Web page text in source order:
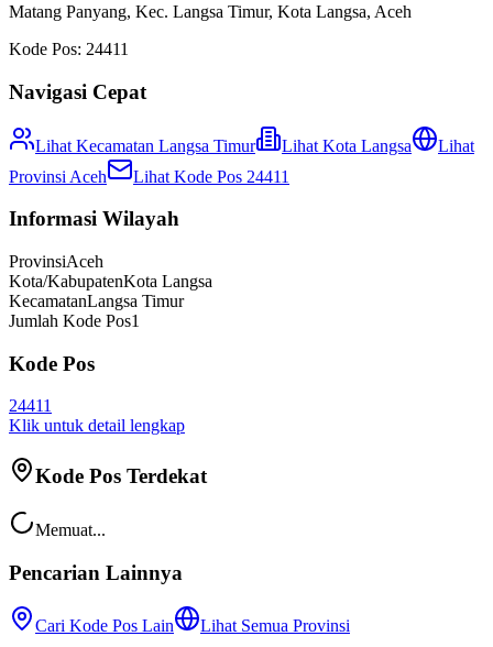
Matang Panyang, Kec. Langsa Timur, Kota Langsa, Aceh
Kode Pos: 24411
Navigasi Cepat
Lihat Kecamatan Langsa Timur Lihat Kota Langsa
Lihat
Provinsi Aceh Lihat Kode Pos 24411
Informasi Wilayah
ProvinsiAceh
Kota/KabupatenKota Langsa
KecamatanLangsa Timur
Jumlah Kode Pos1
Kode Pos
24411
Klik untuk detail lengkap
Kode Pos Terdekat
Memuat...
Pencarian Lainnya
Cari Kode Pos Lain Lihat Semua Provinsi